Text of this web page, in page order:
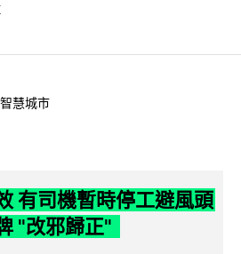
智慧城市
有司機暫時停工避風頭
"改邪歸正"